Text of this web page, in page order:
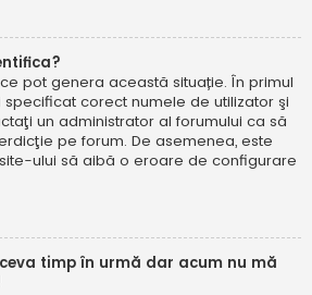
pot genera această situație. În primul
corect numele de utilizator şi
un administrator al forumului ca să
pe forum. De asemenea, este
ului să aibă o eroare de configurare
timp în urmă dar acum nu mă